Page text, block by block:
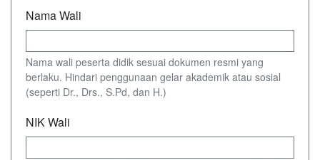
Nama Wali
Nama wali peserta didik sesuai dokumen resmi yang
berlaku. Hindari penggunaan gelar akademik atau sosial
(seperti Dr., Drs., S.Pd, dan H.)
NIK Wali